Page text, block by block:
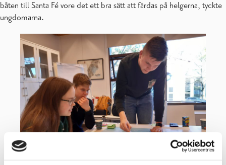
båten till Santa Fé vore det ett bra sätt att färdas på helgerna, tyckte
ungdomarna.